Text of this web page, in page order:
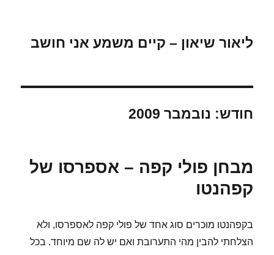
ליאור שיאון – קיים משמע אני חושב
חודש: נובמבר 2009
מבחן פולי קפה – אספרסו של
קפהנטו
בקפהנטו מוכרים סוג אחד של פולי קפה לאספרסו, ולא
הצלחתי להבין מהי התערובת ואם יש לה שם מיוחד. בכל